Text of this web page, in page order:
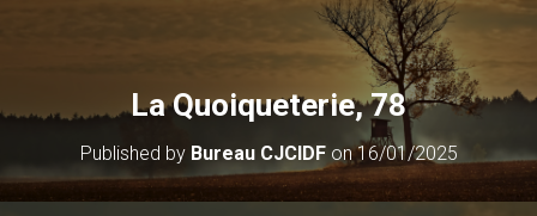
La Quoiqueterie, 78
Published by Bureau CJCIDFon16/01/2025